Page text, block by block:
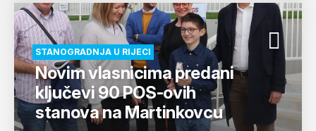
STANOGRADNJA U RIJECI
Novim vlasnicima predani
ključevi 90 POS-ovih
stanova na Martinkovcu